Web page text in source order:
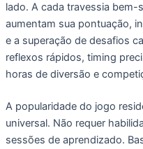
lado. A cada travessia
aumentam sua pontuação,
e a superação de desafios
reflexos rápidos, timing
horas de diversão e
A popularidade do jogo
universal. Não requer
sessões de aprendizado.